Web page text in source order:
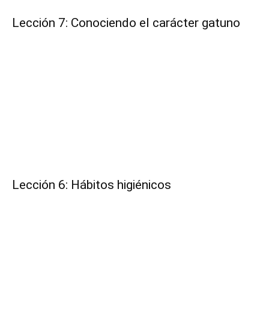
Lección 7: Conociendo el carácter gatuno
Lección 6: Hábitos higiénicos